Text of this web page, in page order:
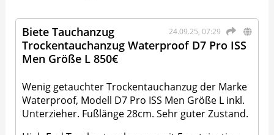
24.09.25, 07:29
Biete Tauchanzug
Trockentauchanzug Waterproof D7 Pro ISS
Men Größe L 850€
Wenig getauchter Trockentauchanzug der Marke
Waterproof, Modell D7 Pro ISS Men Größe L inkl.
Unterzieher. Fußlänge 28cm. Sehr guter Zustand.